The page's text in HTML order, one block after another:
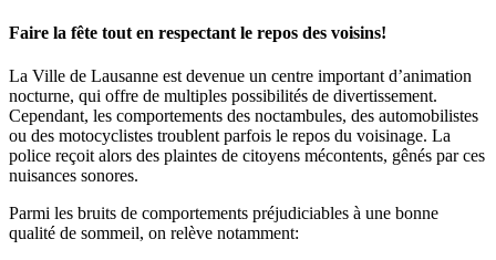
Faire la fête tout en respectant le repos des voisins!
La Ville de Lausanne est devenue un centre important d’animation
nocturne, qui offre de multiples possibilités de divertissement.
Cependant, les comportements des noctambules, des automobilistes
ou des motocyclistes troublent parfois le repos du voisinage. La
police reçoit alors des plaintes de citoyens mécontents, gênés par ces
nuisances sonores.
Parmi les bruits de comportements préjudiciables à une bonne
qualité de sommeil, on relève notamment: